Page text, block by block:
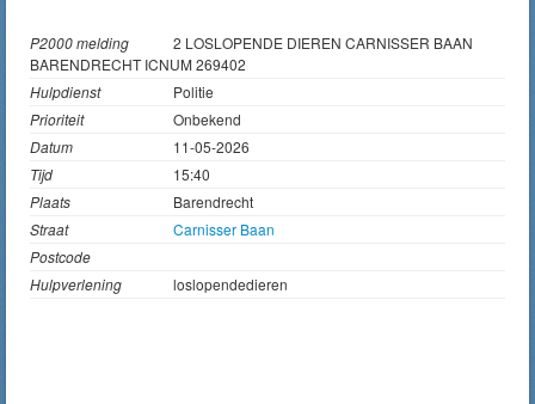
P2000 melding
2 LOSLOPENDE DIEREN CARNISSER BAAN
BARENDRECHT ICNUM 269402
Hulpdienst
Politie
Prioriteit
Onbekend
Datum
11-05-2026
Tijd
15:40
Plaats
Barendrecht
Straat
Carnisser Baan
Postcode
Hulpverlening
loslopendedieren